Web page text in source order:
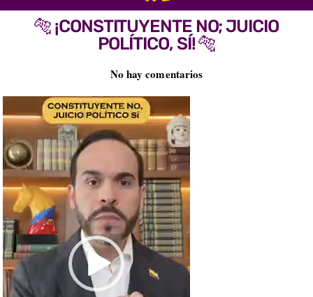
🐅 ¡CONSTITUYENTE NO; JUICIO
POLÍTICO, SÍ! 🐅
No hay comentarios
Reproductor
de
vídeo